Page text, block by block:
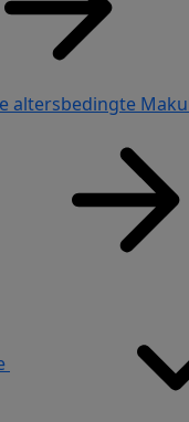
altersbedingte